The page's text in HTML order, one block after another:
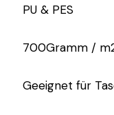
PU & PES
700Gramm /
Geeignet für